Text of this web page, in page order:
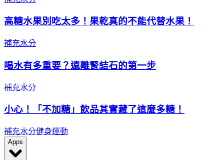
高糖水果別吃太多！果乾真的不能代替水果！
補充水分
喝水有多重要？遠離腎結石的第一步
補充水分
小心！「不加糖」飲品其實藏了這麼多糖！
補充水分健身運動
Apps